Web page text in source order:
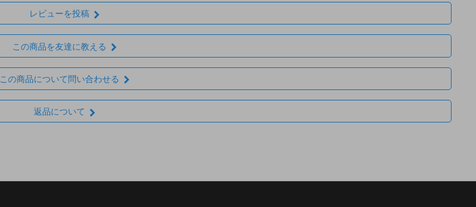
レビューを投稿
この商品を友達に教える
この商品について問い合わせる
返品について